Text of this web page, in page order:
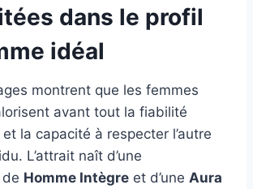
dans le profil
idéal
montrent que les femmes
avant tout la fiabilité
la capacité à respecter l’autre
L’attrait naît d’une
Homme Intègre et d’une Aura